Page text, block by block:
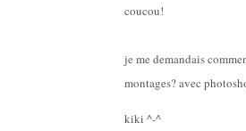
coucou!
je me demandais
montages? avec
kiki ^-^